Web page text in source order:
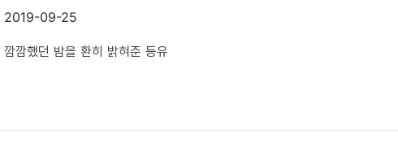
2019-09-25
깜깜했던 밤을 환히 밝혀준 등유